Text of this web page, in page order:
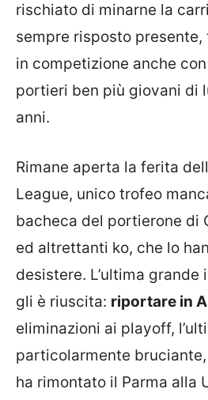
rischiato di minarne la
sempre risposto
in competizione anche
portieri ben più giovani di
anni.
Rimane aperta la ferita
League, unico trofeo
bacheca del portierone di
ed altrettanti ko, che lo
desistere. L’ultima grande
gli è riuscita: riportare in
eliminazioni ai playoff,
particolarmente
ha rimontato il Parma alla